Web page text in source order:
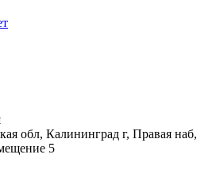
обл, Калининград г, Правая наб,
5